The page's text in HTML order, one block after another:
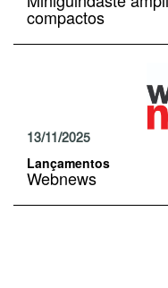
compactos
13/11/2025
Lançamentos
Webnews